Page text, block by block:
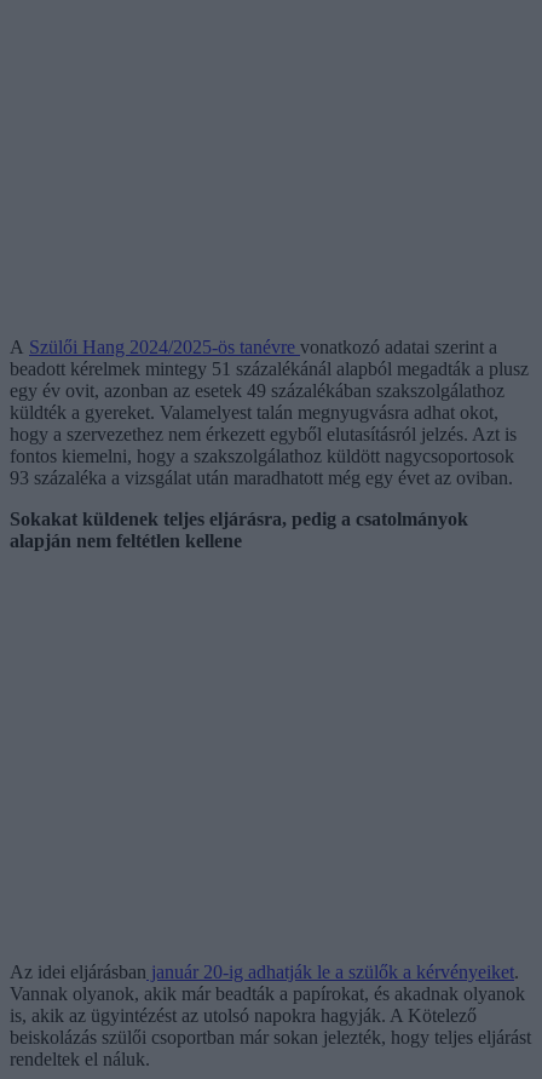
A Szülői Hang 2024/2025-ös tanévre vonatkozó adatai szerint a
beadott kérelmek mintegy 51 százalékánál alapból megadták a plusz
egy év ovit, azonban az esetek 49 százalékában szakszolgálathoz
küldték a gyereket. Valamelyest talán megnyugvásra adhat okot,
hogy a szervezethez nem érkezett egyből elutasításról jelzés. Azt is
fontos kiemelni, hogy a szakszolgálathoz küldött nagycsoportosok
93 százaléka a vizsgálat után maradhatott még egy évet az oviban.
Sokakat küldenek teljes eljárásra, pedig a csatolmányok
alapján nem feltétlen kellene
Az idei eljárásban január 20-ig adhatják le a szülők a kérvényeiket.
Vannak olyanok, akik már beadták a papírokat, és akadnak olyanok
is, akik az ügyintézést az utolsó napokra hagyják. A Kötelező
beiskolázás szülői csoportban már sokan jelezték, hogy teljes eljárást
rendeltek el náluk.